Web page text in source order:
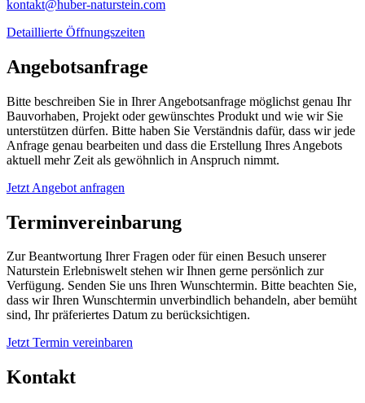
kontakt@huber-naturstein.com
Detaillierte Öffnungszeiten
Angebotsanfrage
Bitte beschreiben Sie in Ihrer Angebotsanfrage möglichst genau Ihr
Bauvorhaben, Projekt oder gewünschtes Produkt und wie wir Sie
unterstützen dürfen. Bitte haben Sie Verständnis dafür, dass wir jede
Anfrage genau bearbeiten und dass die Erstellung Ihres Angebots
aktuell mehr Zeit als gewöhnlich in Anspruch nimmt.
Jetzt Angebot anfragen
Terminvereinbarung
Zur Beantwortung Ihrer Fragen oder für einen Besuch unserer
Naturstein Erlebniswelt stehen wir Ihnen gerne persönlich zur
Verfügung. Senden Sie uns Ihren Wunschtermin. Bitte beachten Sie,
dass wir Ihren Wunschtermin unverbindlich behandeln, aber bemüht
sind, Ihr präferiertes Datum zu berücksichtigen.
Jetzt Termin vereinbaren
Kontakt